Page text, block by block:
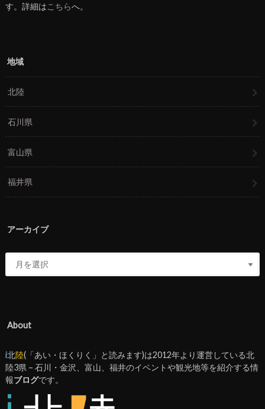
す。詳細はこちらへ。
地域
北陸
石川県
富山県
福井県
アーカイブ
About
i北陸(「あい・ほくりく」と読みます)は2012年より運営している北
陸3県 – 石川・金沢、富山、福井のイベントや観光地等を紹介する情
報ブログです。